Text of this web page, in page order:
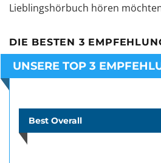
Lieblingshörbuch hören
DIE BESTEN 3
UNSERE TOP 3
Best Overall